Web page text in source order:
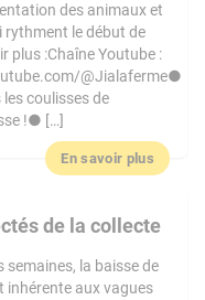
des animaux et
rythment le début de
plus :Chaîne Youtube :
@Jialaferme●
coulisses de
!● […]
En savoir plus
de la collecte
semaines, la baisse de
inhérente aux vagues